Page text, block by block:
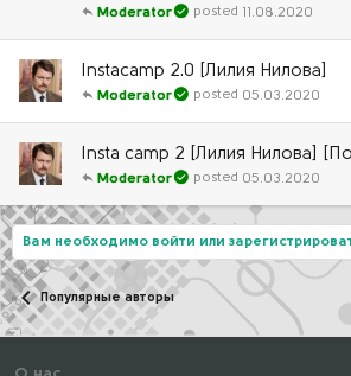
11.08.2020
Moderator
Instacamp 2.0 [Лилия Нилова]
05.03.2020
Moderator
Insta camp 2 [Лилия Нилова]
05.03.2020
Moderator
Вам необходимо войти или
Популярные авторы